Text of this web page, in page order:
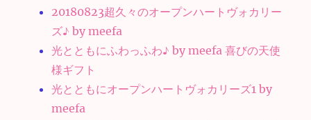
20180823超久々のオープンハートヴォカリー
ズ♪ by meefa
光とともにふわっふわ♪ by meefa 喜びの天使
様ギフト
光とともにオープンハートヴォカリーズ1 by
meefa